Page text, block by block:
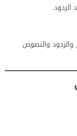
الردود.
والردود والنصوص